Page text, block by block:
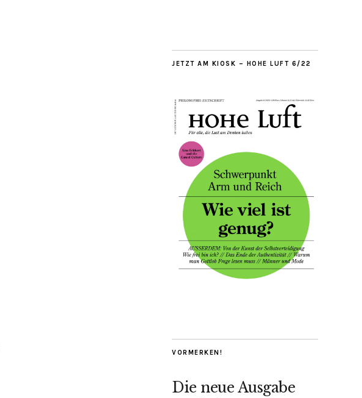
JETZT AM KIOSK – HOHE LUFT 6/22
VORMERKEN!
Die neue Ausgabe